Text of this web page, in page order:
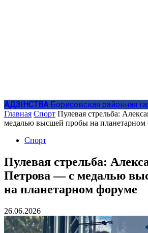
АДЗIНСТВА Борисовская районная
Главная Спорт Пулевая стрельба:
медалью высшей пробы на планетарном
Спорт
Пулевая стрельба:
Петрова — с медалью
на планетарном форуме
26.06.2026